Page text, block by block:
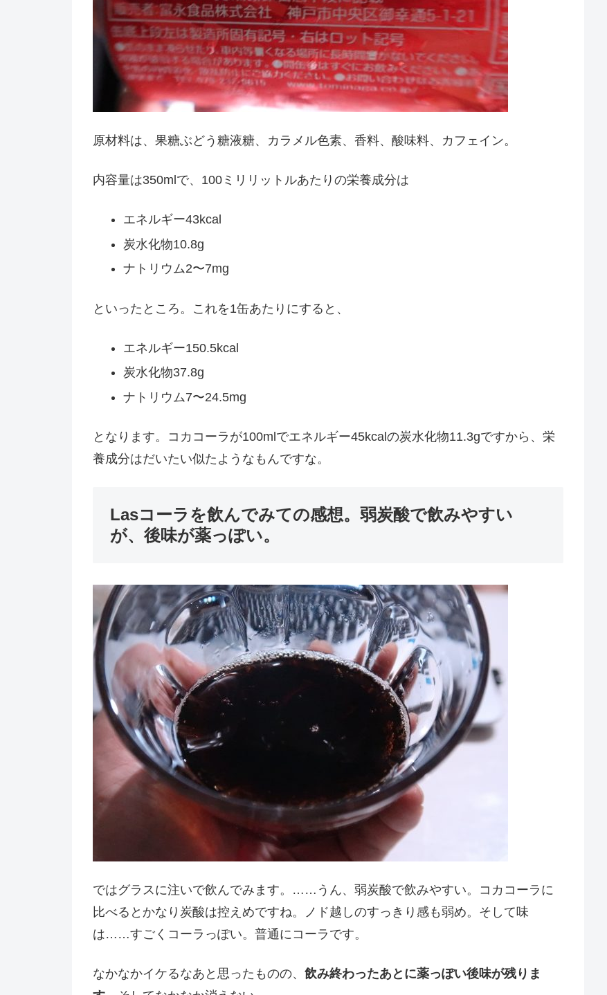
原材料は、果糖ぶどう糖液糖、カラメル色素、香料、酸味料、カフェイン。
内容量は350mlで、100ミリリットルあたりの栄養成分は
エネルギー43kcal
炭水化物10.8g
ナトリウム2〜7mg
といったところ。これを1缶あたりにすると、
エネルギー150.5kcal
炭水化物37.8g
ナトリウム7〜24.5mg
となります。コカコーラが100mlでエネルギー45kcalの炭水化物11.3gですから、栄
養成分はだいたい似たようなもんですな。
Lasコーラを飲んでみての感想。弱炭酸で飲みやすい
が、後味が薬っぽい。
ではグラスに注いで飲んでみます。……うん、弱炭酸で飲みやすい。コカコーラに
比べるとかなり炭酸は控えめですね。ノド越しのすっきり感も弱め。そして味
は……すごくコーラっぽい。普通にコーラです。
なかなかイケるなあと思ったものの、 飲み終わったあとに薬っぽい後味が残りま